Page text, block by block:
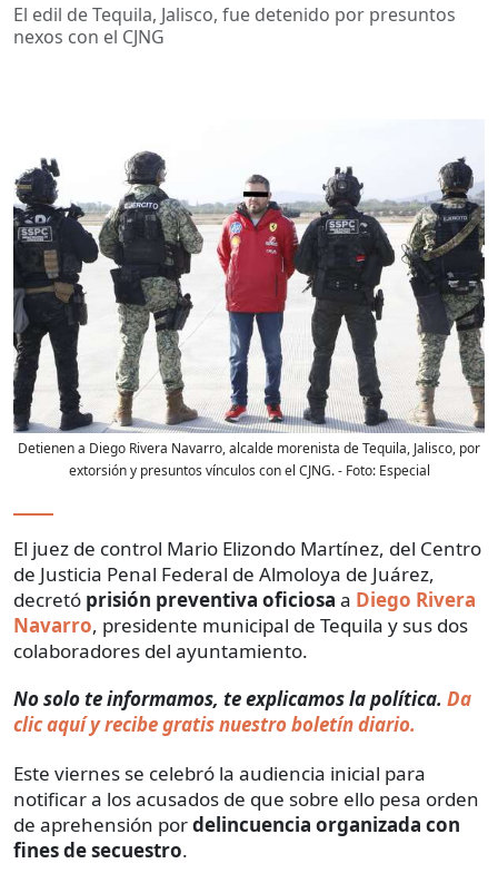
El edil de Tequila, Jalisco, fue detenido por presuntos
nexos con el CJNG
Detienen a Diego Rivera Navarro, alcalde morenista de Tequila, Jalisco, por
extorsión y presuntos vínculos con el CJNG.- Foto: Especial
El juez de control Mario Elizondo Martínez, del Centro
de Justicia Penal Federal de Almoloya de Juárez,
decretó prisión preventiva oficiosa a Diego Rivera
Navarro, presidente municipal de Tequila y sus dos
colaboradores del ayuntamiento.
No solo te informamos, te explicamos la política. Da
clic aquí y recibe gratis nuestro boletín diario.
Este viernes se celebró la audiencia inicial para
notificar a los acusados de que sobre ello pesa orden
de aprehensión pordelincuencia organizada con
fines de secuestro.